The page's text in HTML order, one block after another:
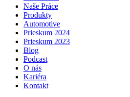
Naše Práce
Produkty
Automotive
Prieskum 2024
Prieskum 2023
Blog
Podcast
O nás
Kariéra
Kontakt